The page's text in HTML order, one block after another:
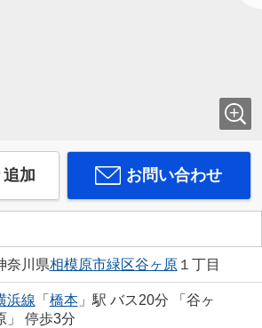
加 お問い合わせ
奈川県相模原市緑区谷ヶ原 １丁目
浜線 「 橋本」駅 バス20分 「谷ヶ
」 停歩3分